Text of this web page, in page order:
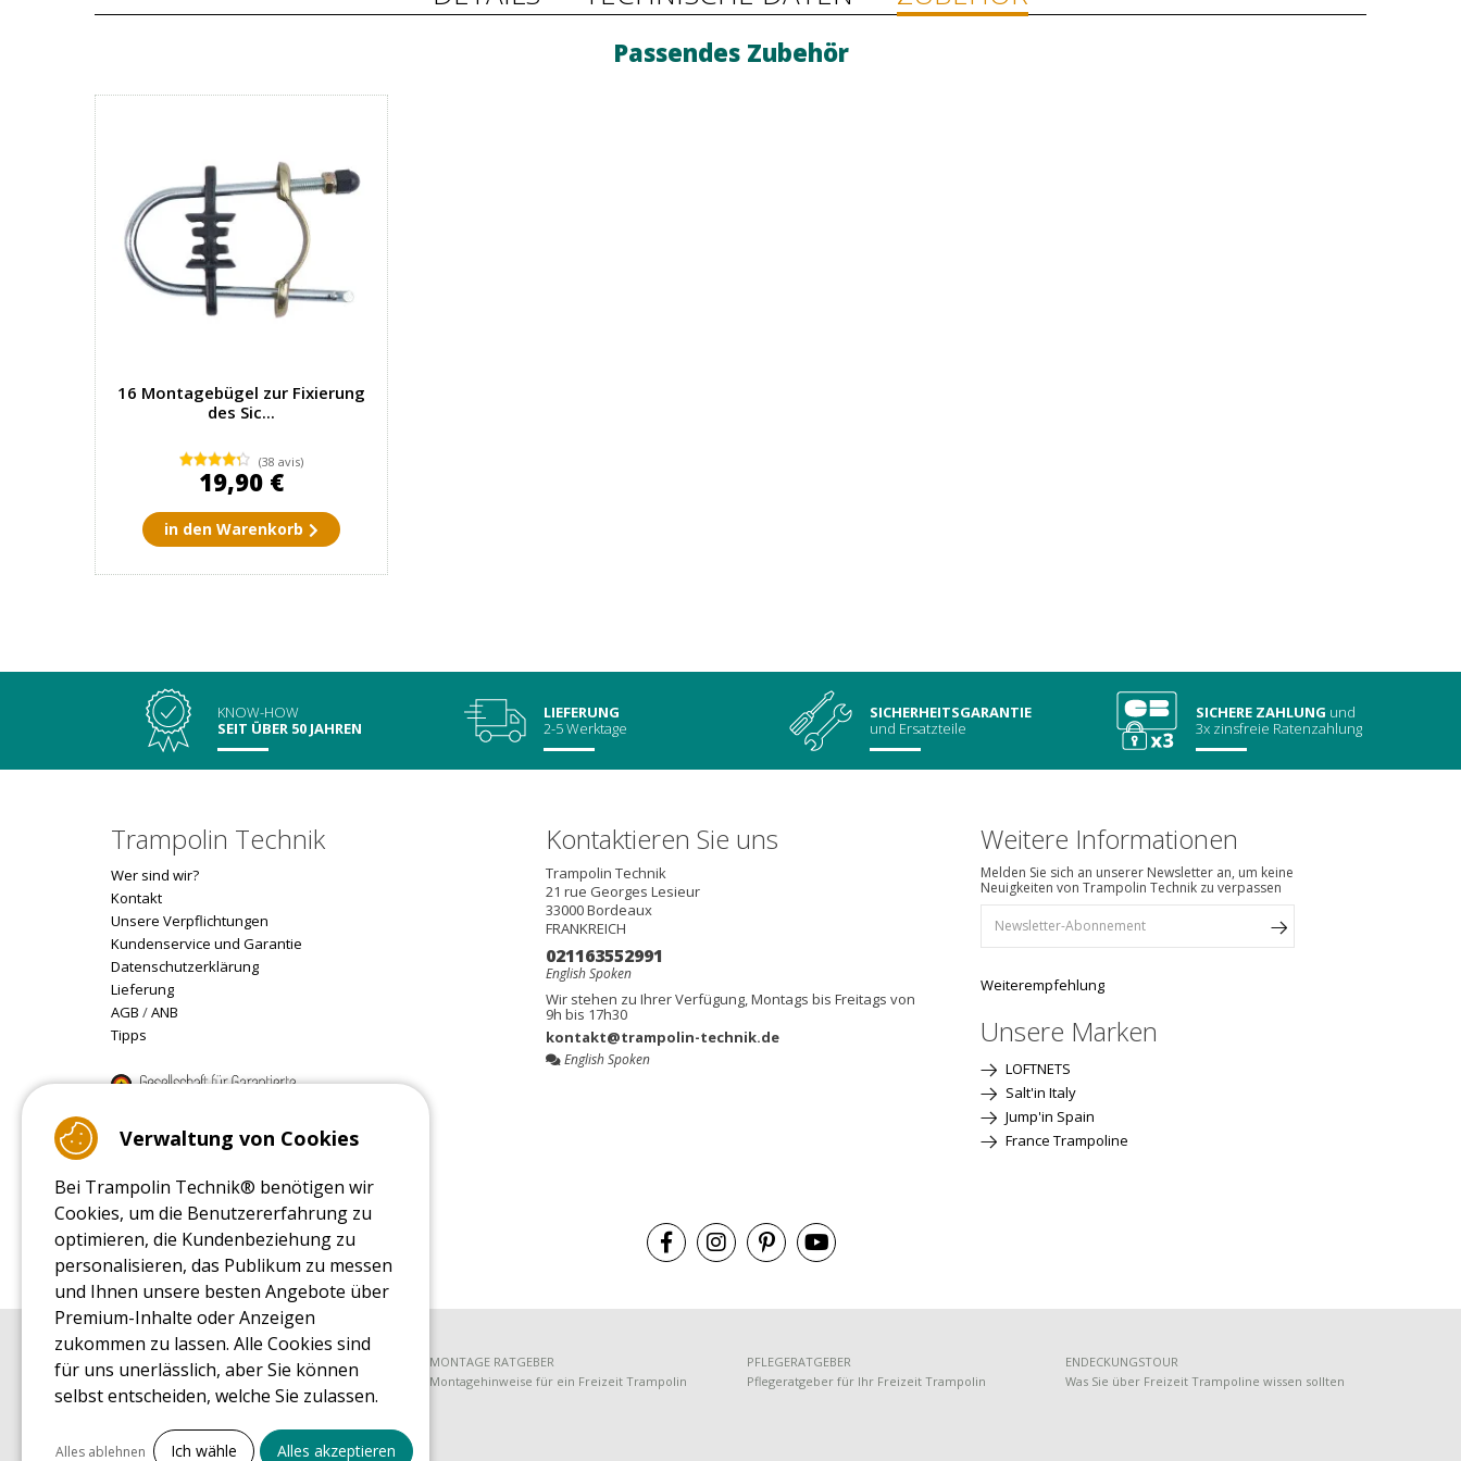
Passendes Zubehör
16 Montagebügel zur Fixierung
des Sic...
(38 avis)
19,90 €
in den Warenkorb
KNOW-HOW
SEIT ÜBER 50 JAHREN
LIEFERUNG
2-5 Werktage
SICHERHEITSGARANTIE
und Ersatzteile
SICHERE ZAHLUNG und
3x zinsfreie Ratenzahlung
Trampolin Technik
Wer sind wir?
Kontakt
Unsere Verpflichtungen
Kundenservice und Garantie
Datenschutzerklärung
Lieferung
AGB /ANB
Tipps
9.4 /10 (22078 reviews)
Read customer reviews
Kontaktieren Sie uns
Trampolin Technik
21 rue Georges Lesieur
33000Bordeaux
FRANKREICH
021163552991
English Spoken
Wir stehen zu Ihrer Verfügung, Montags bis Freitags von
9h bis 17h30
kontakt@trampolin-technik.de
English Spoken
Weitere Informationen
Melden Sie sich an unserer Newsletter an, um keine
Neuigkeiten von Trampolin Technik zu verpassen
Weiterempfehlung
Unsere Marken
LOFTNETS
Salt'in Italy
Jump'in Spain
France Trampoline
EINKAUFSRATGEBER
Einkaufsratgeber
MONTAGE RATGEBER
Montagehinweise für ein Freizeit Trampolin
PFLEGERATGEBER
Pflegeratgeber für Ihr Freizeit Trampolin
ENDECKUNGSTOUR
Was Sie über Freizeit Trampoline wissen sollten
Einkaufsratgeber für Ersatzteile
Verwaltung von Cookies
Bei Trampolin Technik® benötigen wir
Cookies, um die Benutzererfahrung zu
optimieren, die Kundenbeziehung zu
personalisieren, das Publikum zu messen
und Ihnen unsere besten Angebote über
Premium-Inhalte oder Anzeigen
zukommen zu lassen. Alle Cookies sind
für uns unerlässlich, aber Sie können
selbst entscheiden, welche Sie zulassen.
Alles ankreuzen
Alles ablehnen Ich wähle Alles akzeptieren